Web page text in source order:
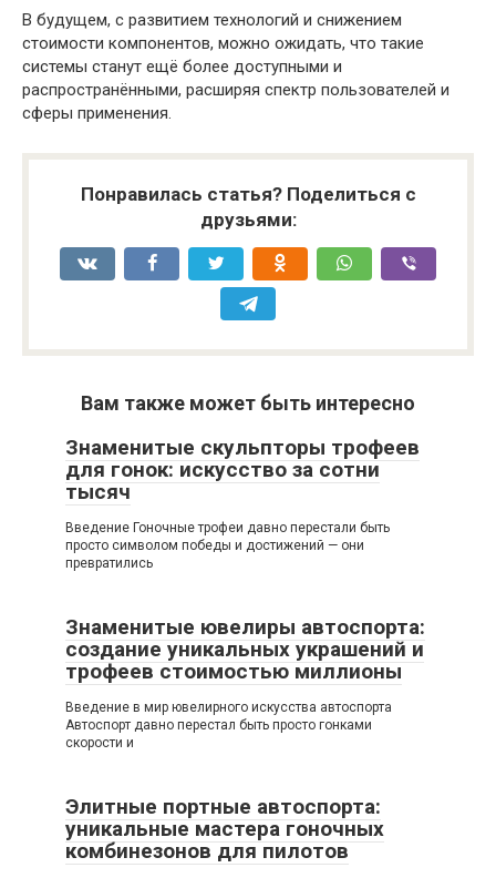
В будущем, с развитием технологий и снижением
стоимости компонентов, можно ожидать, что такие
системы станут ещё более доступными и
распространёнными, расширяя спектр пользователей и
сферы применения.
Понравилась статья? Поделиться с
друзьями:
Вам также может быть интересно
Знаменитые скульпторы трофеев
для гонок: искусство за сотни
тысяч
Введение Гоночные трофеи давно перестали быть
просто символом победы и достижений — они
превратились
Знаменитые ювелиры автоспорта:
создание уникальных украшений и
трофеев стоимостью миллионы
Введение в мир ювелирного искусства автоспорта
Автоспорт давно перестал быть просто гонками
скорости и
Элитные портные автоспорта:
уникальные мастера гоночных
комбинезонов для пилотов